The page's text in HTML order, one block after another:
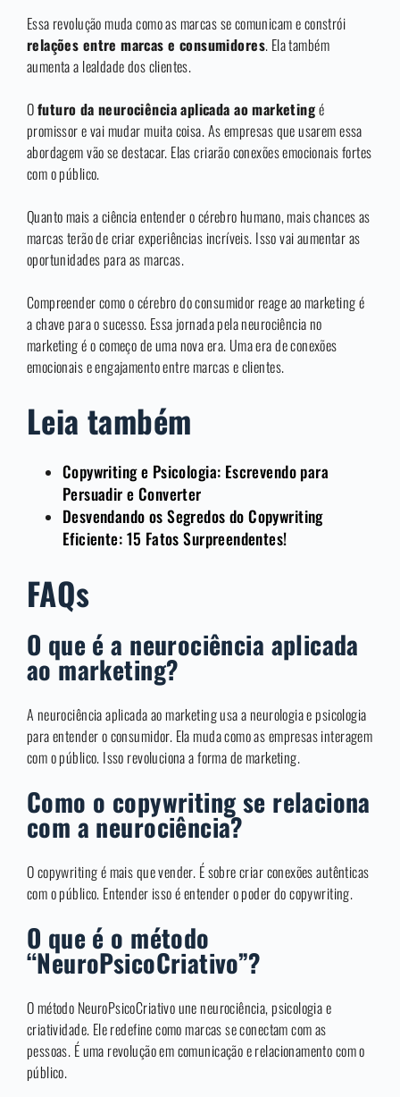
Essa revolução muda como as marcas se comunicam e constrói
relações entre marcas e consumidores. Ela também
aumenta a lealdade dos clientes.
Ofuturo da neurociência aplicada ao marketingé
promissor e vai mudar muita coisa. As empresas que usarem essa
abordagem vão se destacar. Elas criarão conexões emocionais fortes
com o público.
Quanto mais a ciência entender o cérebro humano, mais chances as
marcas terão de criar experiências incríveis. Isso vai aumentar as
oportunidades para as marcas.
Compreender como o cérebro do consumidor reage ao marketing é
a chave para o sucesso. Essa jornada pela neurociência no
marketing é o começo de uma nova era. Uma era de conexões
emocionais e engajamento entre marcas e clientes.
Leia também
Copywriting e Psicologia: Escrevendo para
Persuadir e Converter
Desvendando os Segredos do Copywriting
Eficiente: 15 Fatos Surpreendentes!
FAQs
O que é a neurociência aplicada
ao marketing?
A neurociência aplicada ao marketing usa a neurologia e psicologia
para entender o consumidor. Ela muda como as empresas interagem
com o público. Isso revoluciona a forma de marketing.
Como o copywriting se relaciona
com a neurociência?
O copywriting é mais que vender. É sobre criar conexões autênticas
com o público. Entender isso é entender o poder do copywriting.
O que é o método
“NeuroPsicoCriativo”?
O método NeuroPsicoCriativo une neurociência, psicologia e
criatividade. Ele redefine como marcas se conectam com as
pessoas. É uma revolução em comunicação e relacionamento com o
público.